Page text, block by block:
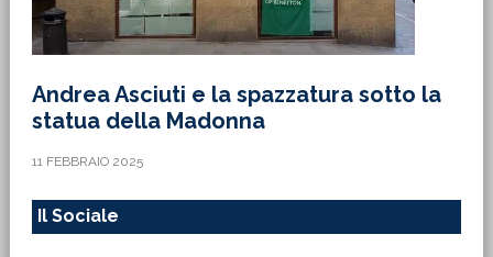
Andrea Asciuti e la spazzatura sotto la
statua della Madonna
11 FEBBRAIO 2025
Il Sociale